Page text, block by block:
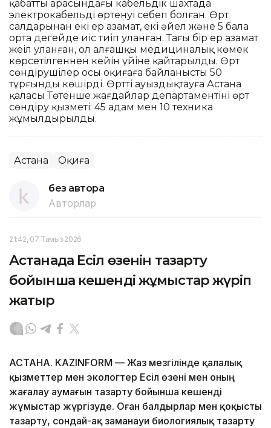
қабаттың арасындағы кабельдік шахтада
электрокабельдің өртенуі себеп болған. Өрт
салдарынан екі ер азамат, екі әйел және 5 бала
орта деңгейде иіс тиіп уланған. Тағы бір ер азамат
жеңіл уланған, ол алғашқы медициналық көмек
көрсетілгеннен кейін үйіне қайтарылды. Өрт
сөндірушілер осы оқиғаға байланысты 50
тұрғынды көшірді. Өртті ауыздықтауға Астана
қаласы Төтенше жағдайлар департаментінің өрт
сөндіру қызметі: 45 адам мен 10 техника
жұмылдырылды.
Астана Оқиға
без автора
Авторлар
21:42, 07 Тамыз 2026
Астанада Есіл өзенін тазарту
бойынша кешенді жұмыстар жүріп
жатыр
АСТАНА. KAZINFORM — Жаз мезгілінде қалалық
қызметтер мен экологтер Есіл өзені мен оның
жағалау аумағын тазарту бойынша кешенді
жұмыстар жүргізуде. Оған балдырлар мен қоқысты
тазарту, сондай-ақ заманауи биологиялық тазарту